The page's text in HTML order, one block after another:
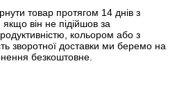
товар протягом 14 днів з
він не підійшов за
кольором або з
зворотної доставки ми беремо на
безкоштовне.